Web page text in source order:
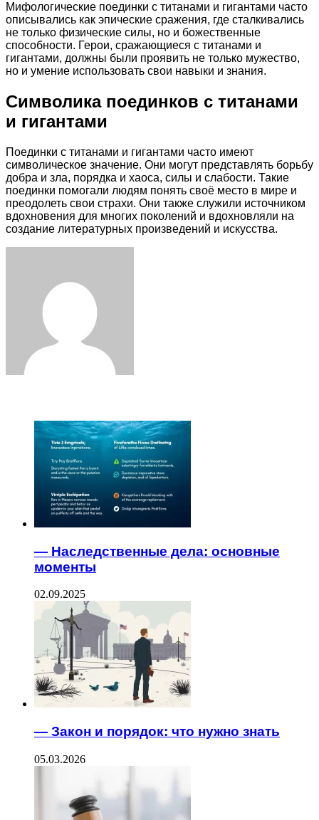
Мифологические поединки с титанами и гигантами часто
описывались как эпические сражения, где сталкивались
не только физические силы, но и божественные
способности. Герои, сражающиеся с титанами и
гигантами, должны были проявить не только мужество,
но и умение использовать свои навыки и знания.
Символика поединков с титанами
и гигантами
Поединки с титанами и гигантами часто имеют
символическое значение. Они могут представлять борьбу
добра и зла, порядка и хаоса, силы и слабости. Такие
поединки помогали людям понять своё место в мире и
преодолеть свои страхи. Они также служили источником
вдохновения для многих поколений и вдохновляли на
создание литературных произведений и искусства.
— Наследственные дела: основные
моменты
02.09.2025
— Закон и порядок: что нужно знать
05.03.2026